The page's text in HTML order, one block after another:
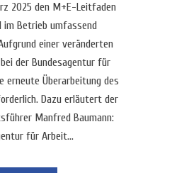
2025 den M+E-Leitfaden
im Betrieb umfassend
einer veränderten
der Bundesagentur für
erneute Überarbeitung des
Dazu erläutert der
Manfred Baumann:
für Arbeit...